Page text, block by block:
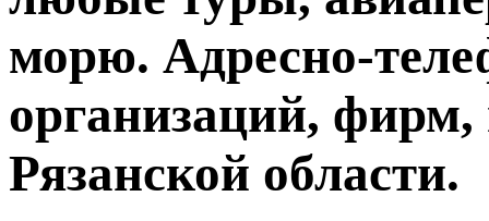
морю. Адресно-
организаций,
Рязанской области.